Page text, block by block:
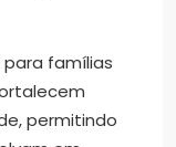
famílias
permitindo